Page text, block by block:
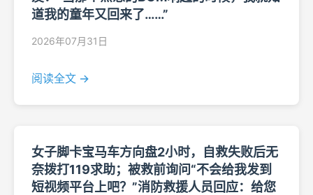
道我的童年又回来了……”
2026年07月31日
阅读全文 →
女子脚卡宝马车方向盘2小时，自救失败后无
奈拨打119求助；被救前询问“不会给我发到
短视频平台上吧？”消防救援人员回应：给您